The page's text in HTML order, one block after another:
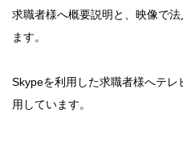
求職者様へ概要説明と、映像で
ます。
Skypeを利用した求職者様へテ
用しています。